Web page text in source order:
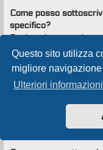
Questo sito utilizza
migliore
Ulteriori informazioni
Come posso
specifico?
Puoi aggiungere ai
specifico cliccando
tendina “Strumenti
superiore e inferiore di
Rispondendo a un
quando si risponde in
anche sottoscritto